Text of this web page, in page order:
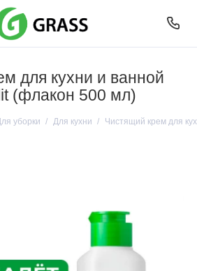
для кухни и ванной
(флакон 500 мл)
уборки Для кухни Чистящий крем для